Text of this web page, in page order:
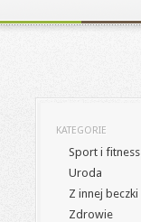
KATEGORIE
Sport i fitness
Uroda
Z innej beczki
Zdrowie